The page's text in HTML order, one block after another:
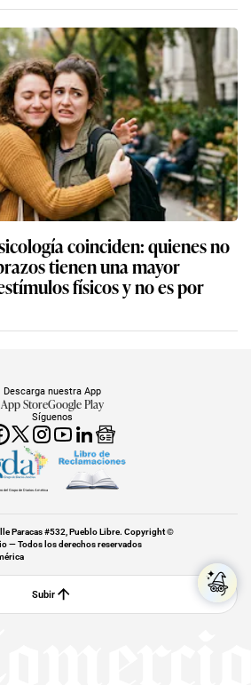
coinciden: quienes no
tienen una mayor
físicos y no es por
Síguenos
Descarga nuestra App
App StoreGoogle Play
del Grupo de Diarios América
Paracas #532, Pueblo Libre. Copyright ©
— Todos los derechos reservados
Subir